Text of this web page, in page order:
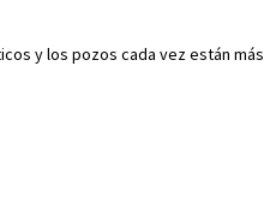
y los pozos cada vez están más